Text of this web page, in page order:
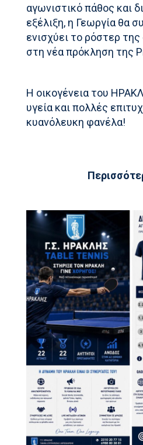
αγωνιστικό πάθος και
εξέλιξη, η Γεωργία θα
ενισχύει το ρόστερ
στη νέα πρόκληση της
Η οικογένεια του
υγεία και πολλές
κυανόλευκη φανέλα!